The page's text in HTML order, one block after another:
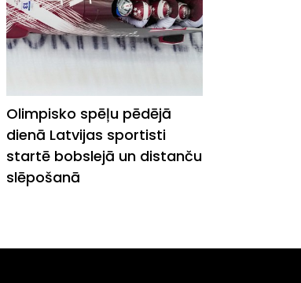
Olimpisko spēļu pēdējā
dienā Latvijas sportisti
startē bobslejā un distanču
slēpošanā